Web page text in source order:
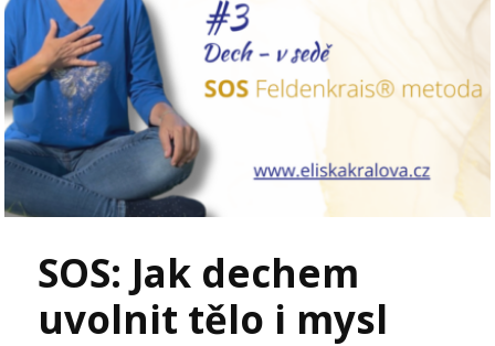
SOS: Jak dechem
uvolnit tělo i mysl